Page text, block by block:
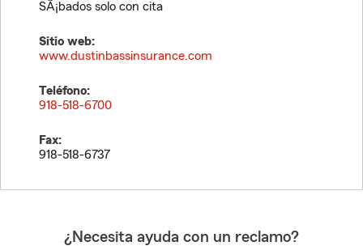
SÃ¡bados solo con cita
Sitio web:
www.dustinbassinsurance.com
Teléfono:
918-518-6700
Fax:
918-518-6737
¿Necesita ayuda con un reclamo?